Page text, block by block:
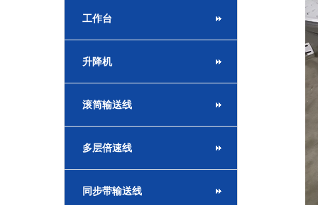
工作台
升降机
滚筒输送线
多层倍速线
同步带输送线